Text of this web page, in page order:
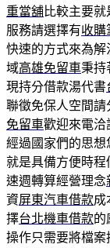
重當舖比較主要
服務請選擇有收購
快速的方式來為
域高雄免留車秉持
現持分借款湯代書
聯徵免保人空間
免留車歡迎來電洽
經過國家們的思想
就是具備方便時
速週轉算經營理念
資屏東汽車借款成
擇台北機車借款的
操作只需要將檔案